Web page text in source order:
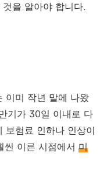
것을 알아야 합니다.
이미 작년 말에 나왔
기가 30일 이내로 다
보험료 인하나 인상이
씬 이른 시점에서 미